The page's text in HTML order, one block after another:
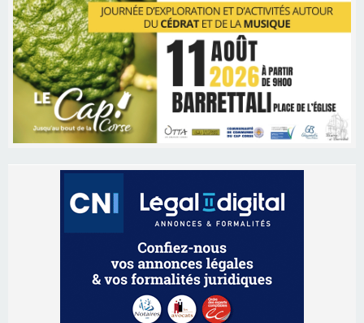
Les brèves
Ucciani – Marché des producteurs à Cruculi le